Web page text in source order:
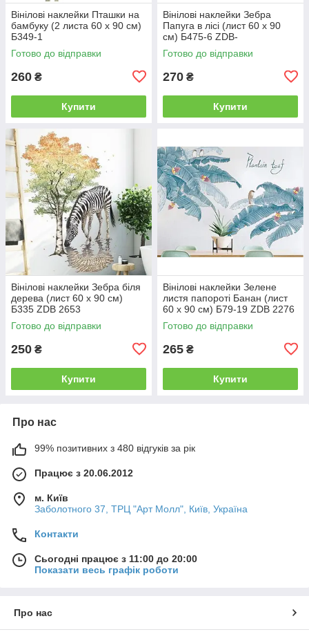
Вінілові наклейки Пташки на
бамбуку (2 листа 60 х 90 см)
Б349-1
Готово до відправки
260 ₴
Купити
Вінілові наклейки Зебра
Папуга в лісі (лист 60 х 90
см) Б475-6 ZDB-
Готово до відправки
270 ₴
Купити
Вінілові наклейки Зебра біля
дерева (лист 60 х 90 см)
Б335 ZDB 2653
Готово до відправки
250 ₴
Купити
Вінілові наклейки Зелене
листя папороті Банан (лист
60 х 90 см) Б79-19 ZDB 2276
Готово до відправки
265 ₴
Купити
Про нас
99% позитивних з 480 відгуків за рік
Працює з 20.06.2012
м. Київ
Заболотного 37, ТРЦ "Арт Молл", Київ, Україна
Контакти
Сьогодні працює з 11:00 до 20:00
Показати весь графік роботи
Про нас